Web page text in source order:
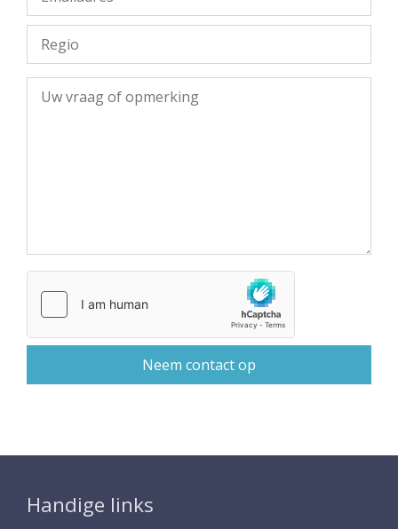
Handige links